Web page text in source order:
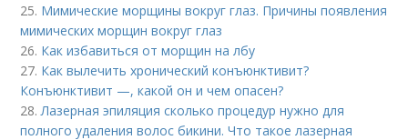
25. Мимические морщины вокруг глаз. Причины появления
мимических морщин вокруг глаз
26. Как избавиться от морщин на лбу
27. Как вылечить хронический конъюнктивит?
Конъюнктивит —, какой он и чем опасен?
28.Лазерная эпиляция сколько процедур нужно для
полного удаления волос бикини. Что такое лазерная